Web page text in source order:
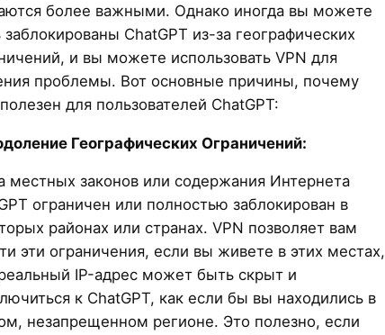
более важными. Однако иногда вы можете
ChatGPT из-за географических
и вы можете использовать VPN для
проблемы. Вот основные причины, почему
для пользователей ChatGPT:
Географических Ограничений:
местных законов или содержания Интернета
ограничен или полностью заблокирован в
районах или странах. VPN позволяет вам
эти ограничения, если вы живете в этих местах,
IP-адрес может быть скрыт и
к ChatGPT, как если бы вы находились в
незапрещенном регионе. Это полезно, если